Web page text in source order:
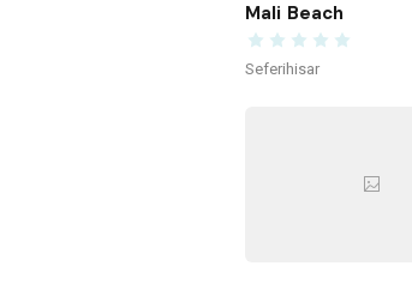
Mali Beach
Seferihisar